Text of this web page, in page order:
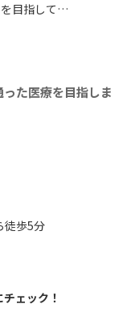
た医療を目指しま
徒歩5分
ェック！
を目指して…